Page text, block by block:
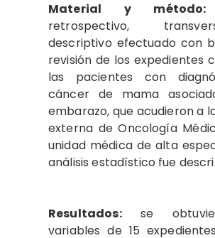
Material y
retrospectivo,
descriptivo efectuado con
revisión de los expedientes
las pacientes con
cáncer de mama
embarazo, que acudieron a
externa de Oncología
unidad médica de alta
análisis estadístico fue
Resultados: se
variables de 15